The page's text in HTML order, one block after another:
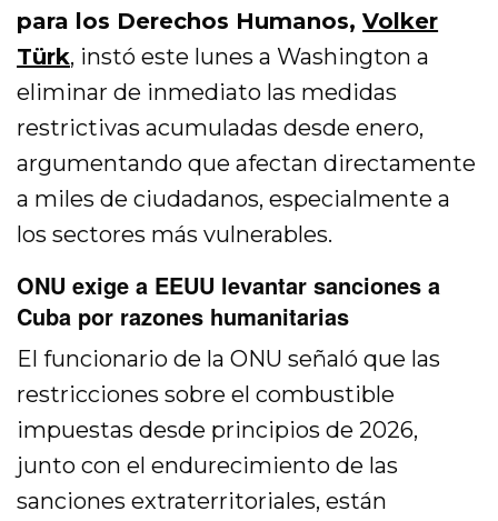
para los Derechos Humanos,Volker
Türk, instó este lunes a Washington a
eliminar de inmediato las medidas
restrictivas acumuladas desde enero,
argumentando que afectan directamente
a miles de ciudadanos, especialmente a
los sectores más vulnerables.
ONU exige a EEUU levantar sanciones a
Cuba por razones humanitarias
El funcionario de la ONU señaló que las
restricciones sobre el combustible
impuestas desde principios de 2026,
junto con el endurecimiento de las
sanciones extraterritoriales, están